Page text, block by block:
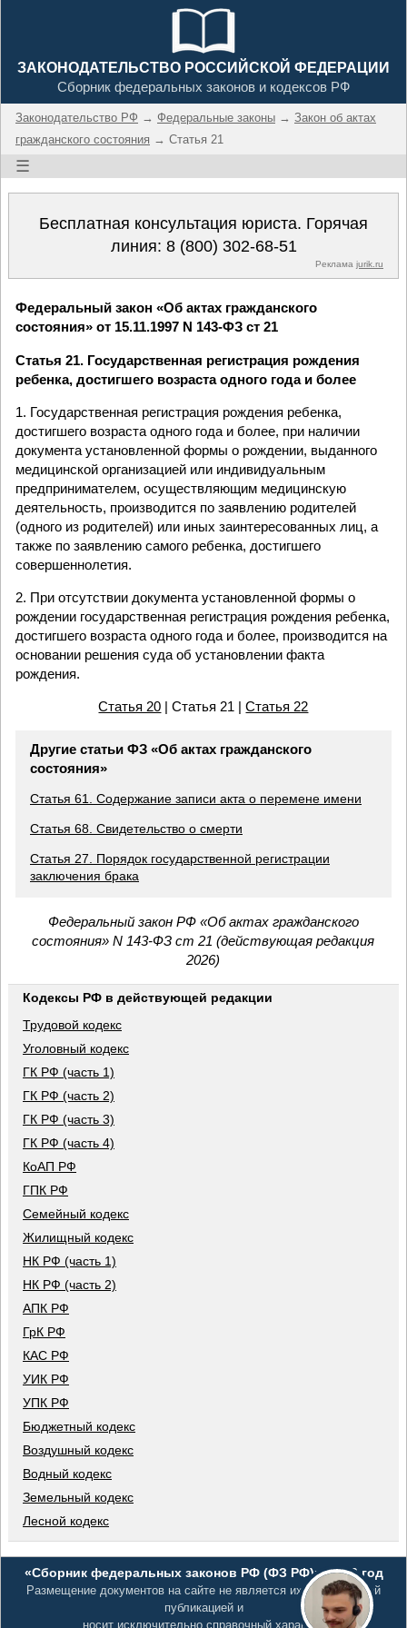
ЗАКОНОДАТЕЛЬСТВО РОССИЙСКОЙ ФЕДЕРАЦИИ
Сборник федеральных законов и кодексов РФ
Законодательство РФ → Федеральные законы → Закон об актах
гражданского состояния → Статья 21
☰
Бесплатная консультация юриста. Горячая
линия: 8 (800) 302-68-51
Реклама jurik.ru
Федеральный закон «Об актах гражданского
состояния» от 15.11.1997 N 143-ФЗ ст 21
Статья 21. Государственная регистрация рождения
ребенка, достигшего возраста одного года и более
1. Государственная регистрация рождения ребенка,
достигшего возраста одного года и более, при наличии
документа установленной формы о рождении, выданного
медицинской организацией или индивидуальным
предпринимателем, осуществляющим медицинскую
деятельность, производится по заявлению родителей
(одного из родителей) или иных заинтересованных лиц, а
также по заявлению самого ребенка, достигшего
совершеннолетия.
2. При отсутствии документа установленной формы о
рождении государственная регистрация рождения ребенка,
достигшего возраста одного года и более, производится на
основании решения суда об установлении факта
рождения.
Статья 20 | Статья 21 |Статья 22
Другие статьи ФЗ «Об актах гражданского
состояния»
Статья 61. Содержание записи акта о перемене имени
Статья 68. Свидетельство о смерти
Статья 27. Порядок государственной регистрации
заключения брака
Федеральный закон РФ «Об актах гражданского
состояния» N 143-ФЗ ст 21 (действующая редакция
2026)
Кодексы РФ в действующей редакции
Трудовой кодекс
Уголовный кодекс
ГК РФ (часть 1)
ГК РФ (часть 2)
ГК РФ (часть 3)
ГК РФ (часть 4)
КоАП РФ
ГПК РФ
Семейный кодекс
Жилищный кодекс
НК РФ (часть 1)
НК РФ (часть 2)
АПК РФ
ГрК РФ
КАС РФ
УИК РФ
УПК РФ
Бюджетный кодекс
Воздушный кодекс
Водный кодекс
Земельный кодекс
Лесной кодекс
«Сборник федеральных законов РФ (ФЗ РФ)», 2026 год
Размещение документов на сайте не является их официальной
публикацией и
носит исключительно справочный характер